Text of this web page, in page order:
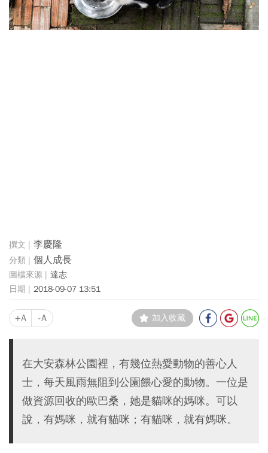
李慶隆
個人成長
達志
2018-09-07 13:51
+A -A 加入收藏
在大安森林公園裡，有幾位熱愛動物的善心人
士，每天風雨無阻到公園餵心愛的動物。一位是
做資源回收的歐巴桑，她是貓咪的媽咪。可以
說，有媽咪，就有貓咪；有貓咪，就有媽咪。